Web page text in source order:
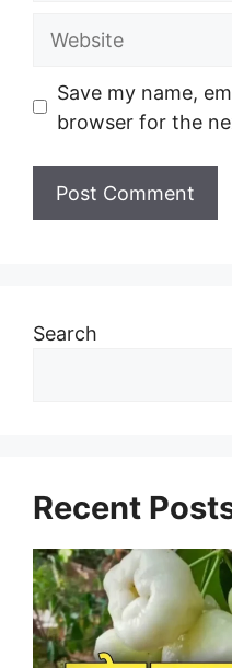
Website
Save my name,
browser for the
Search
Recent